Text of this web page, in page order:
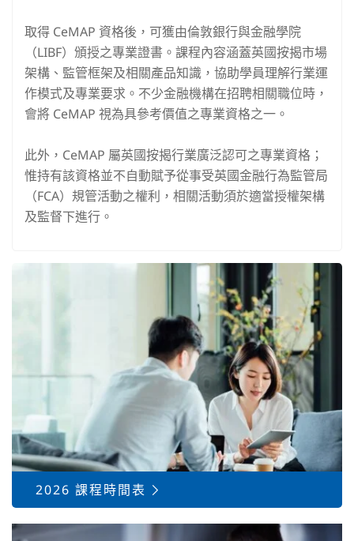
取得 CeMAP 資格後，可獲由倫敦銀行與金融學院
（LIBF）頒授之專業證書。課程內容涵蓋英國按揭市場
架構、監管框架及相關產品知識，協助學員理解行業運
作模式及專業要求。不少金融機構在招聘相關職位時，
會將 CeMAP 視為具參考價值之專業資格之一。
此外，CeMAP 屬英國按揭行業廣泛認可之專業資格；
惟持有該資格並不自動賦予從事受英國金融行為監管局
（FCA）規管活動之權利，相關活動須於適當授權架構
及監督下進行。
2026 課程時間表